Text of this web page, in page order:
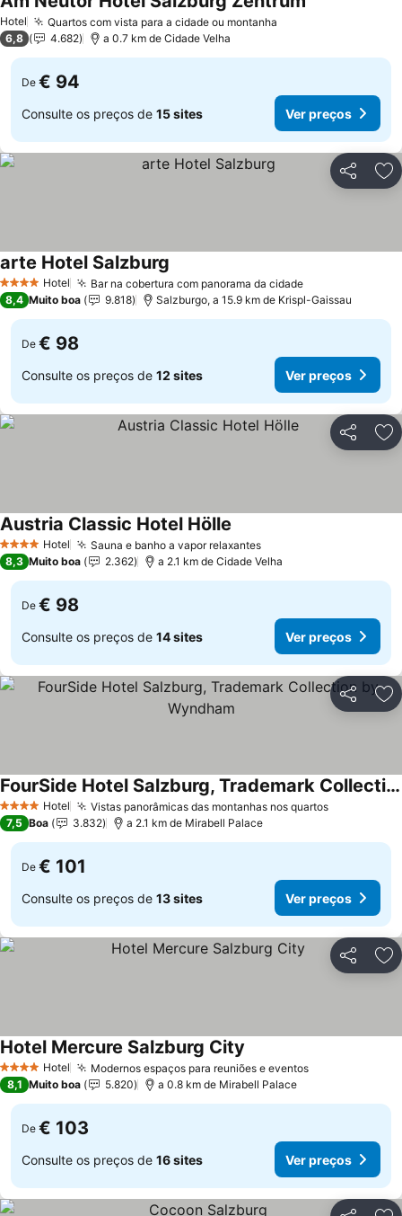
Hotel Quartos com vista para a cidade ou montanha
6,8 4.682 a 0.7 km de Cidade Velha
De € 94
Consulte os preços de 15 sites Ver preços
Partilhar
4 EstrelasHotel Bar na cobertura com panorama da cidadeVer preços
arte Hotel Salzburg
8,4 Muito boa 9.818 Salzburgo, a 15.9 km de Krispl-Gaissau
De € 98
Consulte os preços de 12 sites Ver preços
Partilhar
4 EstrelasHotel Sauna e banho a vapor relaxantesVer preços
Austria Classic Hotel Hölle
8,3 Muito boa 2.362 a 2.1 km de Cidade Velha
De € 98
Consulte os preços de 14 sites Ver preços
Partilhar
4 EstrelasHotel Vistas panorâmicas das montanhas nos quartosVer preços
FourSide Hotel Salzburg, Trademark Collection by Wyndham
Ver preços
7,5 Boa 3.832 a 2.1 km de Mirabell Palace
De € 101
Consulte os preços de 13 sites Ver preços
Partilhar
4 EstrelasHotel Modernos espaços para reuniões e eventosVer preços
Hotel Mercure Salzburg City
8,1 Muito boa 5.820 a 0.8 km de Mirabell Palace
De € 103
Consulte os preços de 16 sites Ver preços